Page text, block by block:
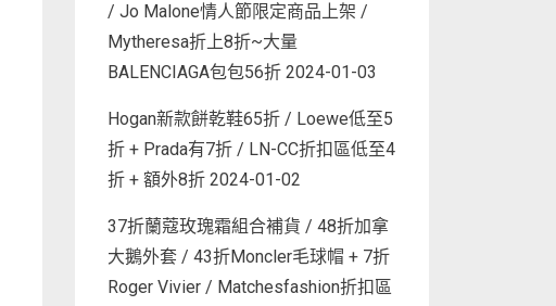
/ Jo Malone情人節限定商品上架 /
Mytheresa折上8折~大量
BALENCIAGA包包56折 2024-01-03
Hogan新款餅乾鞋65折 / Loewe低至5
折 + Prada有7折 / LN-CC折扣區低至4
折 + 額外8折 2024-01-02
37折蘭蔻玫瑰霜組合補貨 / 48折加拿
大鵝外套 / 43折Moncler毛球帽 + 7折
Roger Vivier / Matchesfashion折扣區